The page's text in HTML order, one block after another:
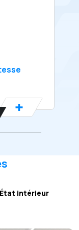
État intérieur